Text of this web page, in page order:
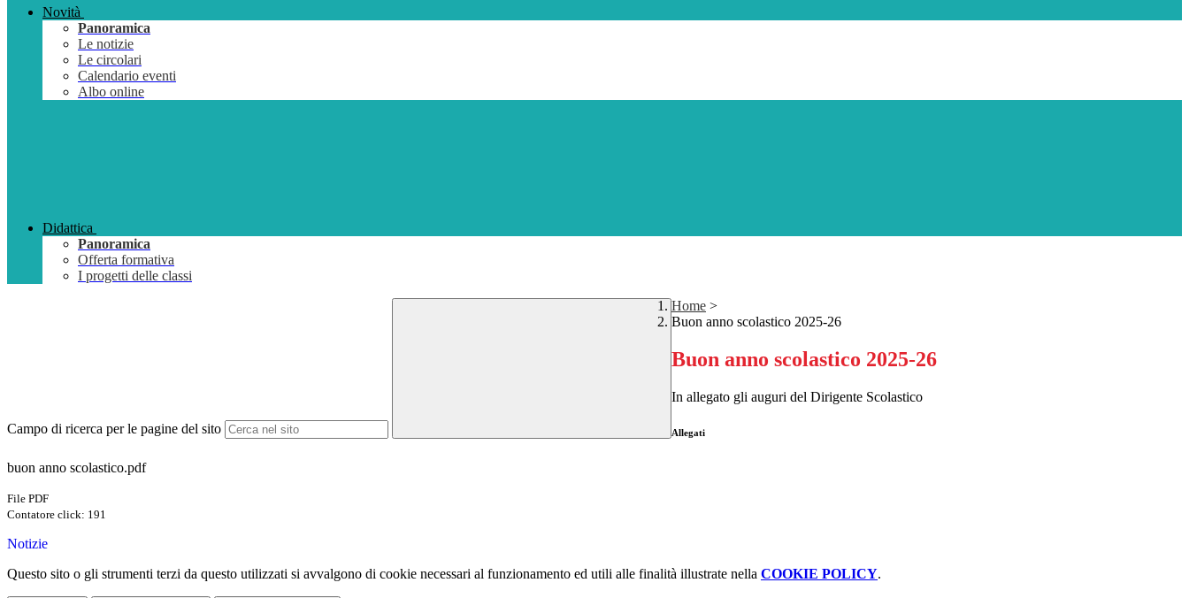
Novità
Panoramica
Le notizie
Le circolari
Calendario eventi
Albo online
Didattica
Panoramica
Offerta formativa
I progetti delle classi
Campo di ricerca per le pagine del sito
Home >
Buon anno scolastico 2025-26
Buon anno scolastico 2025-26
In allegato gli auguri del Dirigente Scolastico
Allegati
buon anno scolastico.pdf
File PDF
Contatore click: 191
Notizie
Questo sito o gli strumenti terzi da questo utilizzati si avvalgono di cookie necessari al funzionamento ed utili alle finalità illustrate nella COOKIE POLICY.